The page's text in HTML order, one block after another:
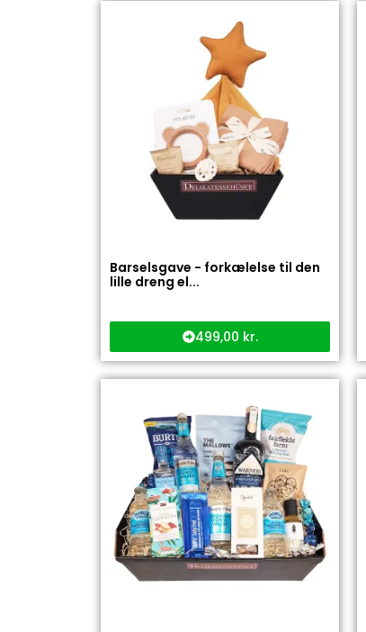
Barselsgave - forkælelse til den
lille dreng el...
499,00 kr.